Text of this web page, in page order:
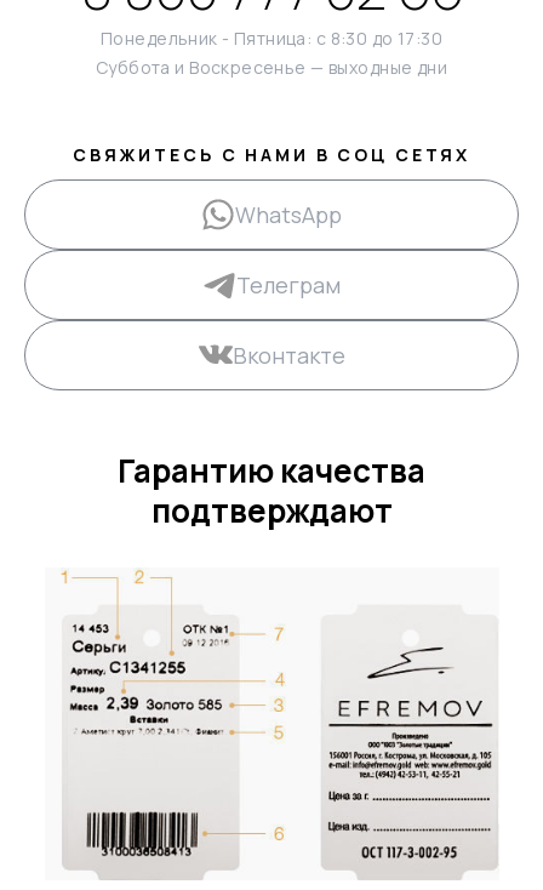
Понедельник - Пятница: с 8:30 до 17:30
Суббота и Воскресенье — выходные дни
СВЯЖИТЕСЬ С НАМИ В СОЦ СЕТЯХ
WhatsApp
Телеграм
Вконтакте
Гарантию качества
подтверждают